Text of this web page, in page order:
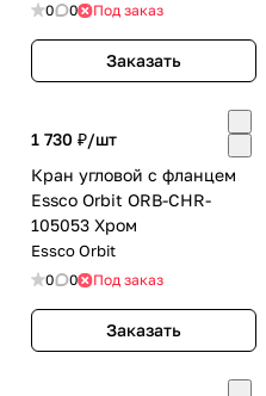
0 0 Под заказ
Заказать
1 730 ₽/шт
Кран угловой с фланцем
Essco Orbit ORB-CHR-
105053 Хром
Essco Orbit
0 0 Под заказ
Заказать